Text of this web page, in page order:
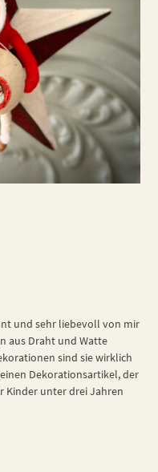
und sehr liebevoll von mir
aus Draht und Watte
sind sie wirklich
Dekorationsartikel, der
Kinder unter drei Jahren